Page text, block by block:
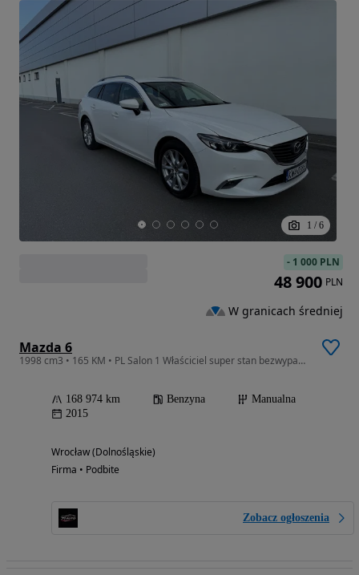
1 / 6
Mazda 6
1998 cm3 • 165 KM • PL Salon 1 Właściciel super stan bezwypadkowy 71AUTO
168 974 km Benzyna
Manualna
2015
Wrocław (Dolnośląskie)
Firma • Podbite
Zobacz ogłoszenia
- 1 000 PLN
48 900 PLN
W granicach średniej